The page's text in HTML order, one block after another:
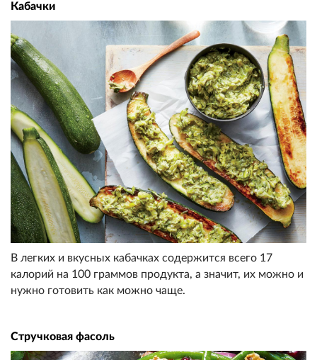
Кабачки
В легких и вкусных кабачках содержится всего 17
калорий на 100 граммов продукта, а значит, их можно и
нужно готовить как можно чаще.
Стручковая фасоль